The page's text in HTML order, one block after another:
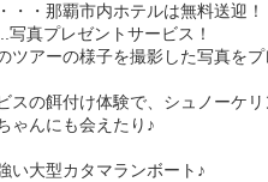
・那覇市内ホテルは無料送迎！
真プレゼントサービス！
ツアーの様子を撮影した写真を
スの餌付け体験で、シュノーケ
ゃんにも会えたり♪
い大型カタマランボート♪